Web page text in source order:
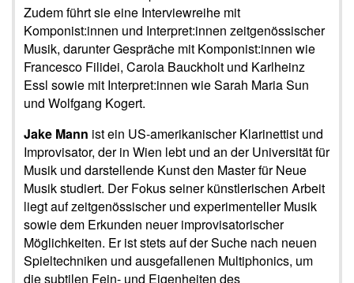
Zudem führt sie eine Interviewreihe mit
Komponist:innen und Interpret:innen zeitgenössischer
Musik, darunter Gespräche mit Komponist:innen wie
Francesco Filidei, Carola Bauckholt und Karlheinz
Essl sowie mit Interpret:innen wie Sarah Maria Sun
und Wolfgang Kogert.
Jake Mann ist ein US-amerikanischer Klarinettist und
Improvisator, der in Wien lebt und an der Universität für
Musik und darstellende Kunst den Master für Neue
Musik studiert. Der Fokus seiner künstlerischen Arbeit
liegt auf zeitgenössischer und experimenteller Musik
sowie dem Erkunden neuer improvisatorischer
Möglichkeiten. Er ist stets auf der Suche nach neuen
Spieltechniken und ausgefallenen Multiphonics, um
die subtilen Fein- und Eigenheiten des